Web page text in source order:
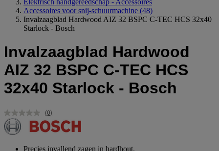
Accessoires voor snij-schuurmachine (48)
Invalzaagblad Hardwood AIZ 32 BSPC C-TEC HCS 32x40
Starlock - Bosch
Invalzaagblad Hardwood
AIZ 32 BSPC C-TEC HCS
32x40 Starlock - Bosch
Geen
scorewaarde.
Dezelfde
(0)
Precies invallend zagen in hardhout.